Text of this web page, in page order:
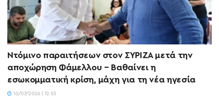
Ντόμινο παραιτήσεων στον ΣΥΡΙΖΑ μετά την
αποχώρηση Φάμελλου – Βαθαίνει η
εσωκομματική κρίση, μάχη για τη νέα ηγεσία
10/07/2026 | 12:53